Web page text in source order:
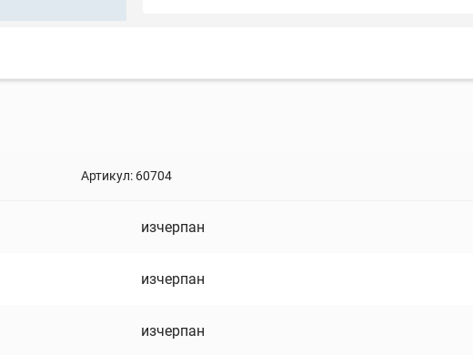
Артикул: 60704
изчерпан
изчерпан
изчерпан